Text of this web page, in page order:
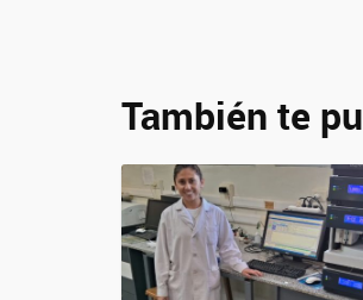
También te